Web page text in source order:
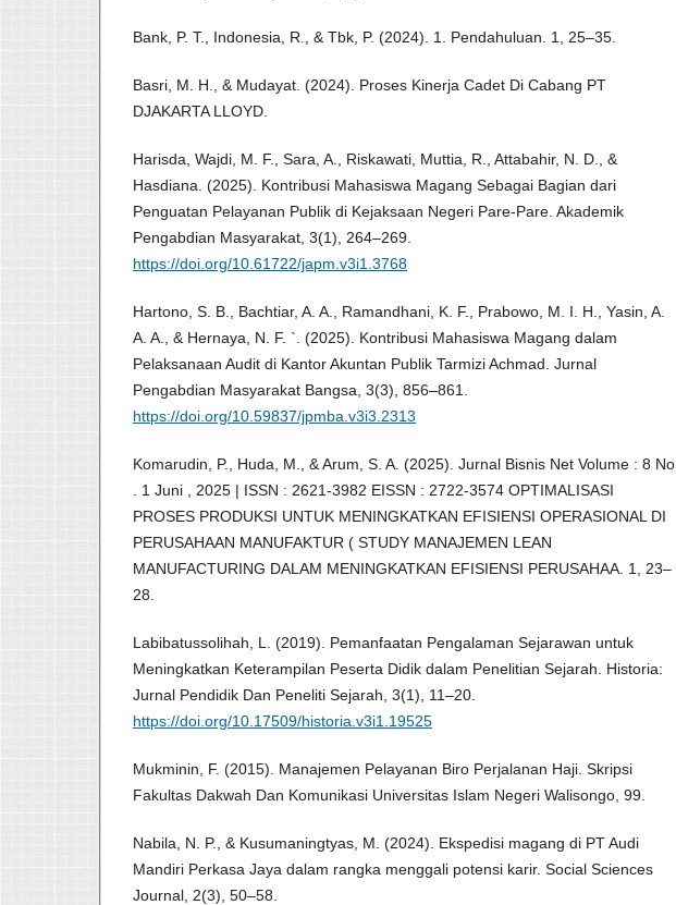
Bank, P. T., Indonesia, R., & Tbk, P. (2024). 1. Pendahuluan. 1, 25–35.
Basri, M. H., & Mudayat. (2024). Proses Kinerja Cadet Di Cabang PT
DJAKARTA LLOYD.
Harisda, Wajdi, M. F., Sara, A., Riskawati, Muttia, R., Attabahir, N. D., &
Hasdiana. (2025). Kontribusi Mahasiswa Magang Sebagai Bagian dari
Penguatan Pelayanan Publik di Kejaksaan Negeri Pare-Pare. Akademik
Pengabdian Masyarakat, 3(1), 264–269.
https://doi.org/10.61722/japm.v3i1.3768
Hartono, S. B., Bachtiar, A. A., Ramandhani, K. F., Prabowo, M. I. H., Yasin, A.
A. A., & Hernaya, N. F. `. (2025). Kontribusi Mahasiswa Magang dalam
Pelaksanaan Audit di Kantor Akuntan Publik Tarmizi Achmad. Jurnal
Pengabdian Masyarakat Bangsa, 3(3), 856–861.
https://doi.org/10.59837/jpmba.v3i3.2313
Komarudin, P., Huda, M., & Arum, S. A. (2025). Jurnal Bisnis Net Volume : 8 No
. 1 Juni , 2025 | ISSN : 2621-3982 EISSN : 2722-3574 OPTIMALISASI
PROSES PRODUKSI UNTUK MENINGKATKAN EFISIENSI OPERASIONAL DI
PERUSAHAAN MANUFAKTUR ( STUDY MANAJEMEN LEAN
MANUFACTURING DALAM MENINGKATKAN EFISIENSI PERUSAHAA. 1, 23–
28.
Labibatussolihah, L. (2019). Pemanfaatan Pengalaman Sejarawan untuk
Meningkatkan Keterampilan Peserta Didik dalam Penelitian Sejarah. Historia:
Jurnal Pendidik Dan Peneliti Sejarah, 3(1), 11–20.
https://doi.org/10.17509/historia.v3i1.19525
Mukminin, F. (2015). Manajemen Pelayanan Biro Perjalanan Haji. Skripsi
Fakultas Dakwah Dan Komunikasi Universitas Islam Negeri Walisongo, 99.
Nabila, N. P., & Kusumaningtyas, M. (2024). Ekspedisi magang di PT Audi
Mandiri Perkasa Jaya dalam rangka menggali potensi karir. Social Sciences
Journal, 2(3), 50–58.